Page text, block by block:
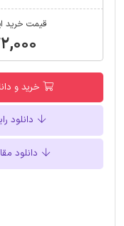
قیمت خرید
خرید و
دانلود
دانلود